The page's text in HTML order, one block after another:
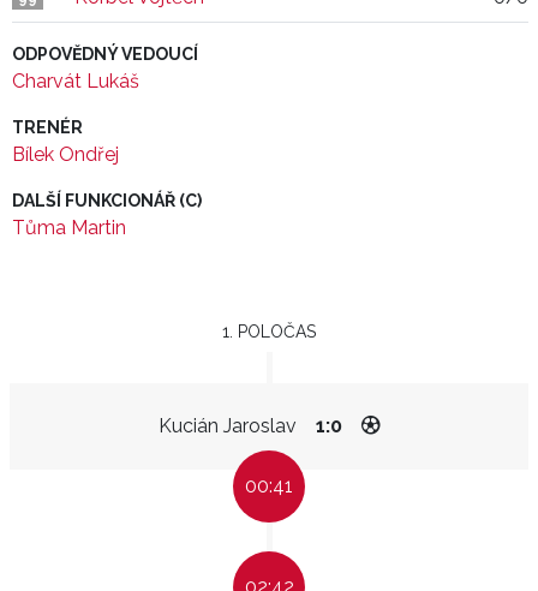
ODPOVĚDNÝ VEDOUCÍ
Charvát Lukáš
TRENÉR
Bílek Ondřej
DALŠÍ FUNKCIONÁŘ (C)
Tůma Martin
1. POLOČAS
Kucián Jaroslav 1:0
00:41